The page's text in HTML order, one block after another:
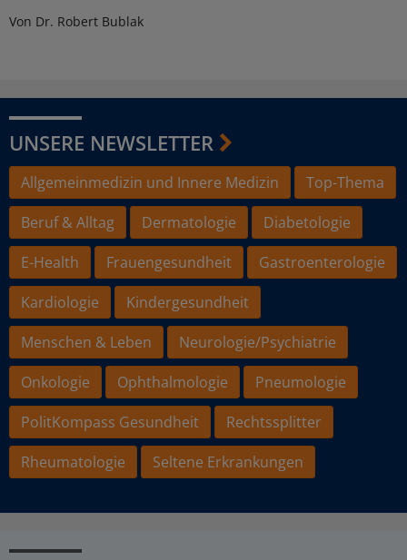
Von Dr. Robert Bublak
UNSERE NEWSLETTER
Allgemeinmedizin und Innere Medizin
Top-Thema
Beruf & Alltag
Dermatologie
Diabetologie
E-Health
Frauengesundheit
Gastroenterologie
Kardiologie
Kindergesundheit
Menschen & Leben
Neurologie/Psychiatrie
Onkologie
Ophthalmologie
Pneumologie
PolitKompass Gesundheit
Rechtssplitter
Rheumatologie
Seltene Erkrankungen